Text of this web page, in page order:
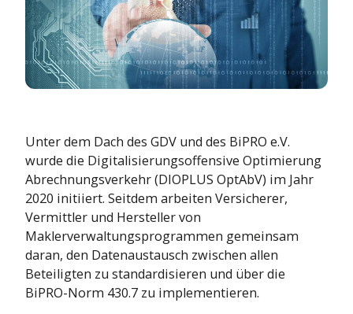
Leben
Kranken
bis
die Themenwelt
Mehr Infos
Kraftfahrt
Leben
Kranken
Unter dem Dach des GDV und des BiPRO e.V.
wurde die Digitalisierungsoffensive Optimierung
Abrechnungsverkehr (DIOPLUS OptAbV) im Jahr
2020 initiiert. Seitdem arbeiten Versicherer,
Vermittler und Hersteller von
Maklerverwaltungsprogrammen gemeinsam
daran, den Datenaustausch zwischen allen
Beteiligten zu standardisieren und über die
BiPRO-Norm 430.7 zu implementieren.